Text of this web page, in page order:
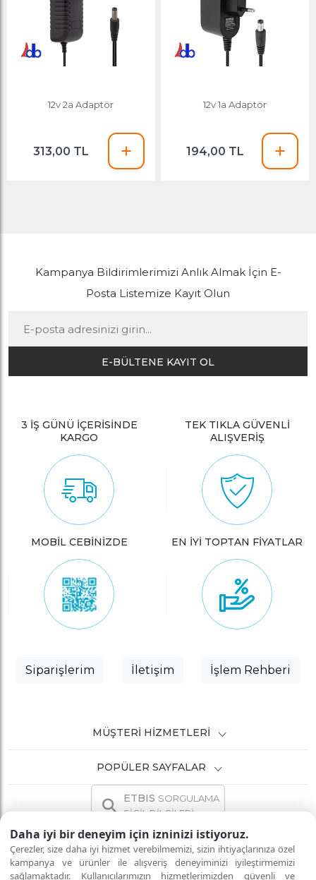
Daha iyi bir deneyim için izninizi istiyoruz.
Çerezler, size daha iyi hizmet verebilmemizi, sizin ihtiyaçlarınıza özel
kampanya ve ürünler ile alışveriş deneyiminizi iyileştirmemizi
sağlamaktadır. Kullanıcılarımızın hizmetlerimizden güvenli ve
12v 2a Adaptör
313,00 TL
12v 1a Adaptör
194,00 TL
Kampanya Bildirimlerimizi Anlık Almak İçin E-
Posta Listemize Kayıt Olun
E-BÜLTENE KAYIT OL
3 İŞ GÜNÜ İÇERİSİNDE
KARGO
TEK TIKLA GÜVENLİ
ALIŞVERİŞ
MOBİL CEBİNİZDE EN İYİ TOPTAN FİYATLAR
Siparişlerim İletişim İşlem Rehberi
MÜŞTERI HIZMETLERI
POPÜLER SAYFALAR
ETBIS SORGULAMA
SİCİL BİLGİLERİ
İNTERNETTE GÜVENLİ ALIŞVERİŞ